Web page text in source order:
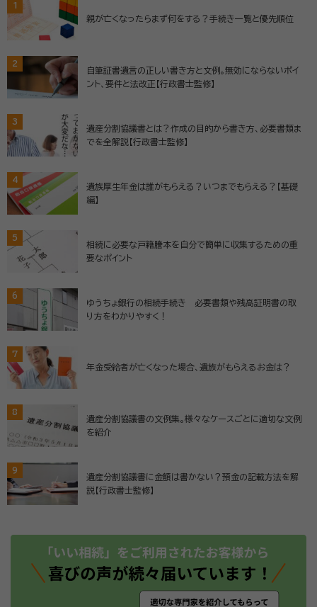
1
親が亡くなったらまず何をする？手続き一覧と優先順位
2
自筆証書遺言の正しい書き方と文例。無効にならないポイ
ント、要件と法改正【行政書士監修】
3
遺産分割協議書とは？作成の目的から書き方、必要書類ま
でを全解説【行政書士監修】
4
遺族厚生年金は誰がもらえる？いつまでもらえる？【基礎
編】
5
相続に必要な戸籍謄本を自分で簡単に収集するための重
要なポイント
6
ゆうちょ銀行の相続手続き 必要書類や残高証明書の取
り方をわかりやすく！
7
年金受給者が亡くなった場合、遺族がもらえるお金は？
8
遺産分割協議書の文例集。様々なケースごとに適切な文例
を紹介
9
遺産分割協議書に金額は書かない？預金の記載方法を解
説【行政書士監修】